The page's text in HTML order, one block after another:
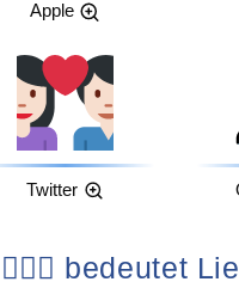
Apple
Twitter
👩🏻‍❤️‍👨🏻